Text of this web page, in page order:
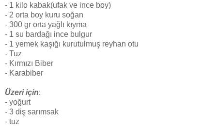
- 1 kilo kabak(ufak ve ince boy)
- 2 orta boy kuru soğan
- 300 gr orta yağlı kıyma
- 1 su bardağı ince bulgur
- 1 yemek kaşığı kurutulmuş reyhan otu
- Tuz
- Kırmızı Biber
- Karabiber
Üzeri için:
- yoğurt
- 3 diş sarımsak
- tuz